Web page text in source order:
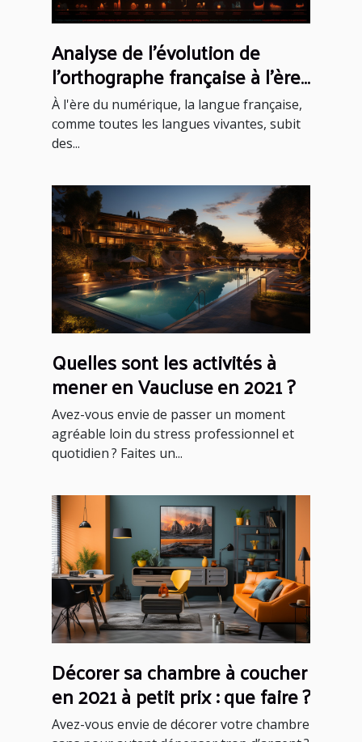
Analyse de l'évolution de
l'orthographe française à l'ère
du numérique
À l'ère du numérique, la langue française,
comme toutes les langues vivantes, subit
des...
Quelles sont les activités à
mener en Vaucluse en 2021 ?
Avez-vous envie de passer un moment
agréable loin du stress professionnel et
quotidien ? Faites un...
Décorer sa chambre à coucher
en 2021 à petit prix : que faire ?
Avez-vous envie de décorer votre chambre